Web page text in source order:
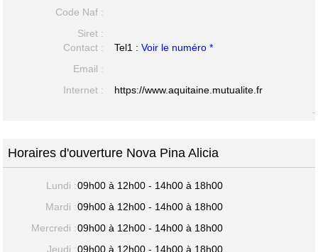
Code Naf :
Siret :
Contact :
Tel1 :Voir le numéro *
Email :
Internet :
https://www.aquitaine.mutualite.fr
-
Horaires d'ouverture Nova Pina Alicia
Lundi :09h00 à 12h00 - 14h00 à 18h00
Mardi :09h00 à 12h00 - 14h00 à 18h00
Mercredi :09h00 à 12h00 - 14h00 à 18h00
Jeudi :09h00 à 12h00 - 14h00 à 18h00